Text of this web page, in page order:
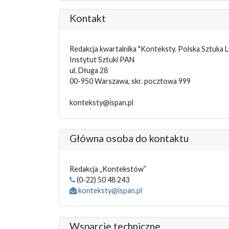
Kontakt
Redakcja kwartalnika "Konteksty. Polska Sztuka
Instytut Sztuki PAN
ul. Długa 28
00-950 Warszawa, skr. pocztowa 999
konteksty@ispan.pl
Główna osoba do kontaktu
Redakcja „Kontekstów”
(0-22) 50 48 243
konteksty@ispan.pl
Wsparcie techniczne